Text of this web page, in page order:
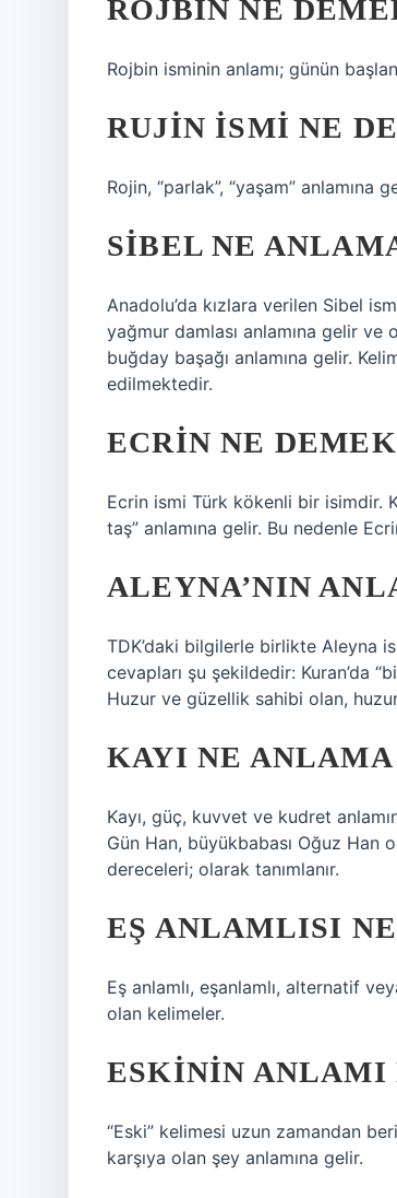
ROJBIN NE
Rojbin isminin anlamı; günün
RUJIN ISMI NE
Rojin, “parlak”, “yaşam” anlamına
SIBEL NE
Anadolu’da kızlara verilen Sibel
yağmur damlası anlamına gelir
buğday başağı anlamına gelir.
edilmektedir.
ECRIN NE
Ecrin ismi Türk kökenli bir isimdir.
taş” anlamına gelir. Bu nedenle
ALEYNA’NIN
TDK’daki bilgilerle birlikte Aleyna
cevapları şu şekildedir: Kuran’da
Huzur ve güzellik sahibi olan,
KAYI NE
Kayı, güç, kuvvet ve kudret
Gün Han, büyükbabası Oğuz Han
dereceleri; olarak tanımlanır.
EŞ ANLAMLISI
Eş anlamlı, eşanlamlı, alternatif
olan kelimeler.
ESKININ ANLAMI
“Eski” kelimesi uzun zamandan
karşıya olan şey anlamına gelir.